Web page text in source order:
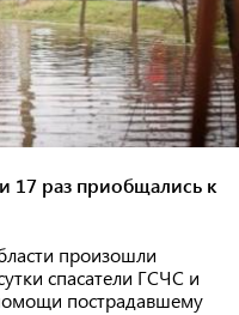
17 раз приобщались к
произошли
спасатели ГСЧС и
пострадавшему